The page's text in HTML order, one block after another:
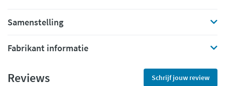
Samenstelling
Fabrikant informatie
Reviews Schrijf jouw review